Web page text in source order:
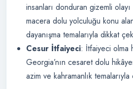
insanları donduran gizemli olayı
macera dolu yolculuğu konu
dayanışma temalarıyla dikkat
Cesur İtfaiyeci: İtfaiyeci olma
Georgia’nın cesaret dolu
azim ve kahramanlık